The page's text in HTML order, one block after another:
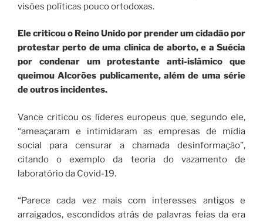
visões políticas pouco ortodoxas.
Ele criticou o Reino Unido por prender um cidadão por
protestar perto de uma clínica de aborto, e a Suécia
por condenar um protestante anti-islâmico que
queimou Alcorões publicamente, além de uma série
de outros incidentes.
Vance criticou os líderes europeus que, segundo ele,
“ameaçaram e intimidaram as empresas de mídia
social para censurar a chamada desinformação”,
citando o exemplo da teoria do vazamento de
laboratório da Covid-19.
“Parece cada vez mais com interesses antigos e
arraigados, escondidos atrás de palavras feias da era